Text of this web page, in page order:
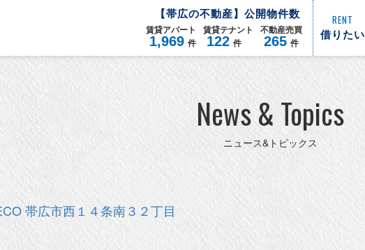
【帯広の不動産】公開物件数
賃貸アパート
1,969 件
賃貸テナント
122 件
不動産売買
265 件
RENT
借りたい
News & Topics
ニュース&トピックス
帯広市西１４条南３２丁目